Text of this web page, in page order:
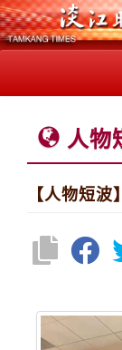
人物
【人物短